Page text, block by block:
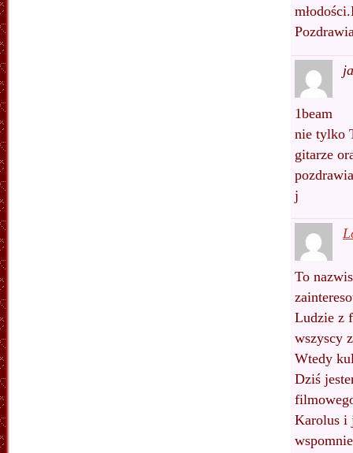
1beam
nie tylko
gitarze
j
To
Ludzie z
wszyscy
Wtedy
Dziś
Karolus i